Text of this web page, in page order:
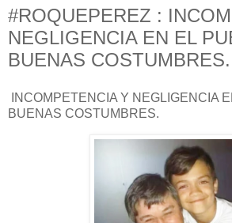
#ROQUEPEREZ :
NEGLIGENCIA EN EL
BUENAS COSTUMBRES.
INCOMPETENCIA Y NEGLIGENCIA
BUENAS COSTUMBRES.